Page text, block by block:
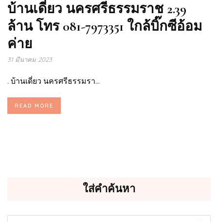
บ้านเดี่ยว นครศรีธรรมราช 2.39
ล้าน โทร 081-7973351 ใกล้บิ๊กซีอ้อม
ค่าย
31 มีนาคม 2023
. บ้านเดี่ยว นครศรีธรรมรา...
READ MORE
ใส่คำค้นหา